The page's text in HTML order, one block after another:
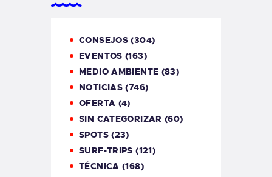
CONSEJOS (304)
EVENTOS (163)
MEDIO AMBIENTE (83)
NOTICIAS (746)
OFERTA (4)
SIN CATEGORIZAR (60)
SPOTS(23)
SURF-TRIPS (121)
TÉCNICA (168)